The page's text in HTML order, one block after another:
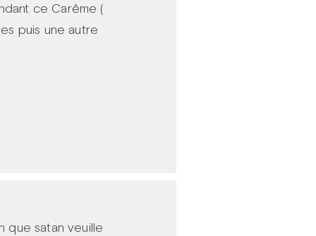
ce Carême (
puis une autre
que satan veuille